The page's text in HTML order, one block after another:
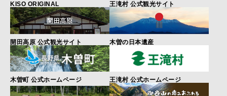
KISO ORIGINAL 王滝村 公式観光サイト
開田高原 公式観光サイト 木曽の日本遺産
木曽町 公式ホームページ 王滝村 公式ホームページ